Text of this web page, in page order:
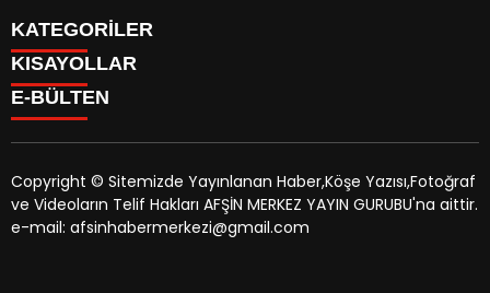
KATEGORİLER
SİYASET
EĞİTİM
MAGAZİN
MANŞETLER
ÖZEL HABER
KISAYOLLAR
SİYASET
EĞİTİM
KÜLTÜR SANAT
MAGAZİN
MANŞETLER
E-BÜLTEN
afsinhaber.com e-bültenine abone olarak, tarafınıza haber,
duyuru ve kampanya içerikli e-postaların gönderilmesini
Copyright © Sitemizde Yayınlanan Haber,Köşe Yazısı,Fotoğraf
ve Videoların Telif Hakları AFŞİN MERKEZ YAYIN GURUBU'na aittir.
e-mail: afsinhabermerkezi@gmail.com